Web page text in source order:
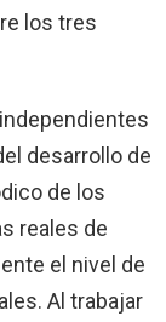
los tres
desarrollo de
de los
reales de
el nivel de
Al trabajar